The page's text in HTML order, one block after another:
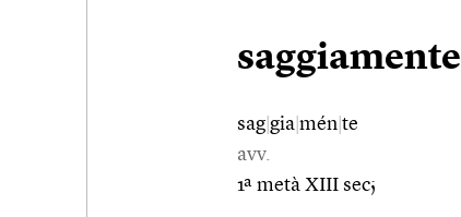
saggiamente
sag gia mén te
avv.
1ª metà XIII sec;